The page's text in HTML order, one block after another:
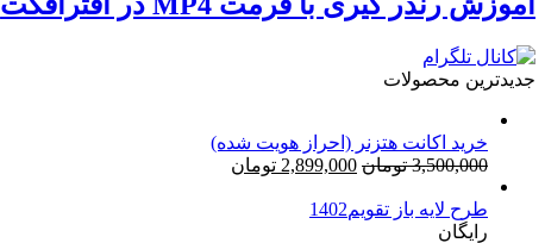
جدیدترین محصولات
خرید اکانت هتزنر (احراز هویت شده)
3,500,000 تومان قیمت
2,899,000 تومان
طرح لایه باز تقویم1402
رایگان